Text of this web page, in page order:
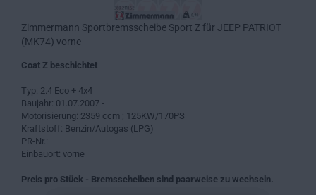
Zimmermann Sportbremsscheibe Sport Z für JEEP PATRIOT
(MK74) vorne
Coat Z beschichtet
Typ: 2.4 Eco + 4x4
Baujahr: 01.07.2007 -
Motorisierung: 2359 ccm ; 125KW/170PS
Kraftstoff: Benzin/Autogas (LPG)
PR-Nr.:
Einbauort: vorne
Preis pro Stück - Bremsscheiben sind paarweise zu wechseln.